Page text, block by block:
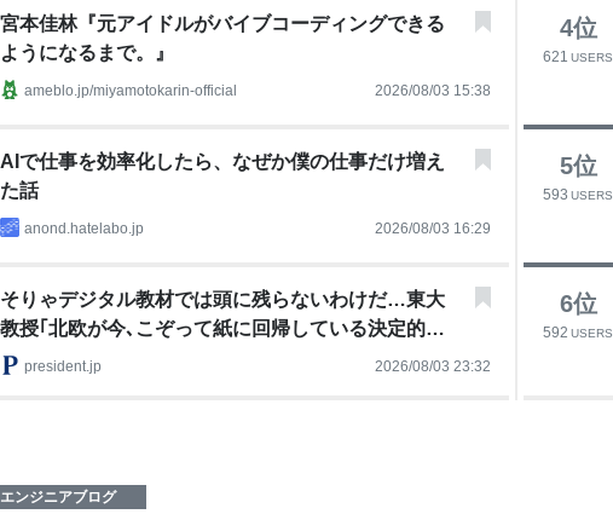
宮本佳林『元アイドルがバイブコーディングできる
ようになるまで。』
ameblo.jp/miyamotokarin-official 2026/08/03 15:38
AIで仕事を効率化したら、なぜか僕の仕事だけ増え
た話
anond.hatelabo.jp 2026/08/03 16:29
そりゃデジタル教材では頭に残らないわけだ…東大
教授｢北欧が今､こぞって紙に回帰している決定的理
由」president.jp 2026/08/03 23:32
4位
621 USERS
5位
593 USERS
6位
592 USERS
ンジニアブログ